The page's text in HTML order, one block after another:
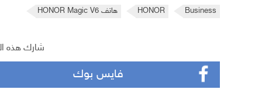
Business
HONOR هاتف HONOR Magic V6
شارك هذه
فايس بوك